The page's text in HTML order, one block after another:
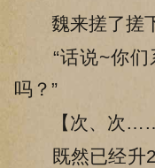
魏来搓了搓下
“话说~你们
吗？”
【次、次……
既然已经升2